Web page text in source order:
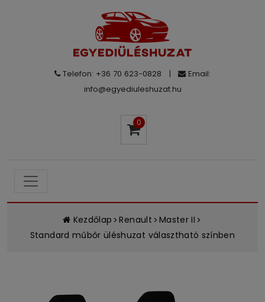
Telefon: +36 70 623-0828 |
Email:
info@egyediuleshuzat.hu
0
Kezdőlap Renault
Master II
Standard műbőr üléshuzat választható színben